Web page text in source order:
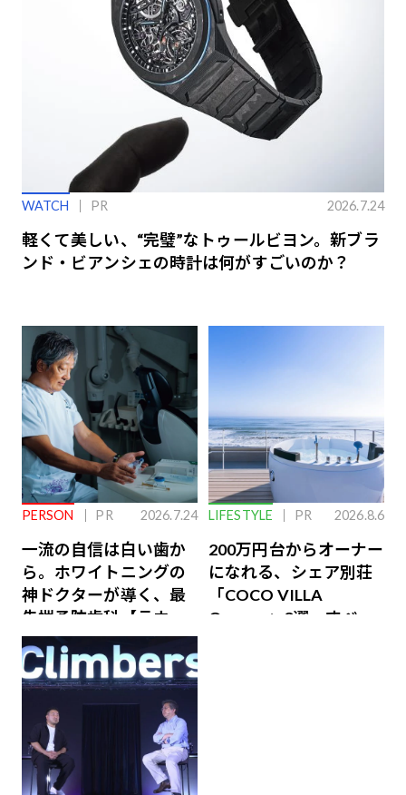
WATCH PR 2026.7.24
軽くて美しい、“完璧”なトゥールビヨン。新ブラ
ンド・ビアンシェの時計は何がすごいのか？
PERSON PR 2026.7.24
一流の自信は白い歯か
ら。ホワイトニングの
神ドクターが導く、最
先端予防歯科【ラウン
ジ会員特典あり】
LIFESTYLE PR 2026.8.6
200万円台からオーナー
になれる、シェア別荘
「COCO VILLA
Owners」3選。すべて